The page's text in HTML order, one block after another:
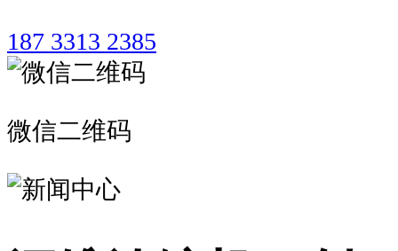
187 3313 2385
微信二维码